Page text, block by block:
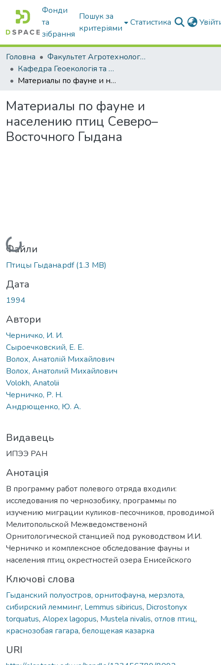
Фонди
та
зібрання
Пошук за
критеріями
Статистика
Головна
Факультет Агротехнологій та екології
Кафедра Геоекологія та землеустрій
Материалы по фауне и населению птиц Северо–Восточного Гыдана
Материалы по фауне и
населению птиц Северо–
Восточного Гыдана
Вантажиться...
Файли
Птицы Гыдана.pdf(1.3 MB)
Дата
1994
Автори
Черничко, И. И.
Сыроечковский, Е. Е.
Волох, Анатолій Михайлович
Волох, Анатолий Михайлович
Volokh, Anatolii
Черничко, Р. Н.
Андрющенко, Ю. А.
Видавець
ИПЭЭ РАН
Анотація
В программу работ полевого отряда входили:
исследования по чернозобику, программы по
изучению миграции куликов-песочников, проводимой
Мелитопольской Межведомственонй
Орнитологической станцией под руководством И.И.
Черничко и комплексное обследование фауны и
населения птиц окрестностей озера Енисейского
Ключові слова
Гыданский полуостров, орнитофауна, мерзлота,
сибирский лемминг, Lemmus sibiricus, Dicrostonyx
torquatus, Alopex lagоpus, Mustela nivalis, отлов птиц,
краснозобая гагара, белощекая казарка
URI